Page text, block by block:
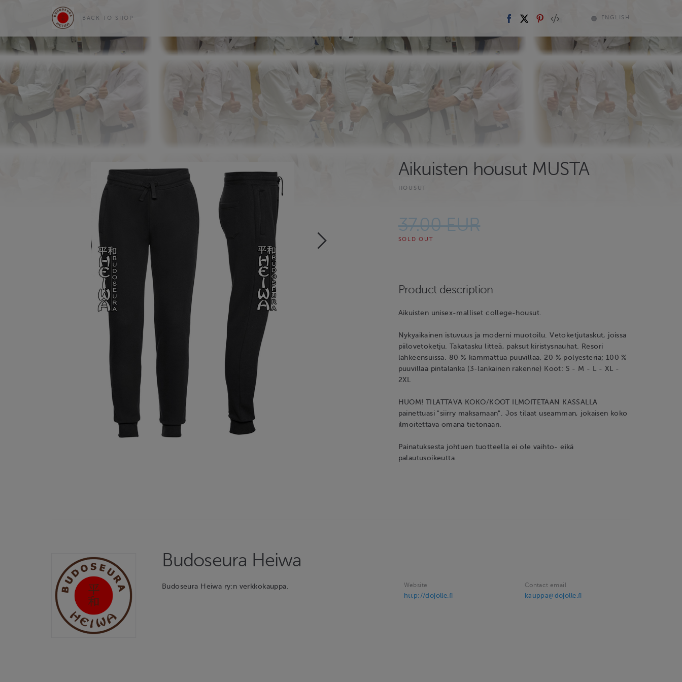
BACK TO SHOP ENGLISH
Aikuisten housut MUSTA
HOUSUT
37.00 EUR
SOLD OUT
Product description
Aikuisten unisex-malliset college-housut.
Nykyaikainen istuvuus ja moderni muotoilu. Vetoketjutaskut, joissa
piilovetoketju. Takatasku litteä, paksut kiristysnauhat. Resori
lahkeensuissa. 80 % kammattua puuvillaa, 20 % polyesteriä; 100 %
puuvillaa pintalanka (3-lankainen rakenne) Koot: S - M - L - XL -
2XL
HUOM! TILATTAVA KOKO/KOOT ILMOITETAAN KASSALLA
painettuasi "siirry maksamaan". Jos tilaat useamman, jokaisen koko
ilmoitettava omana tietonaan.
Painatuksesta johtuen tuotteella ei ole vaihto- eikä
palautusoikeutta.
Budoseura Heiwa
Budoseura Heiwa ry:n verkkokauppa. Website
http://dojolle.fi
Contact email
kauppa@dojolle.fi